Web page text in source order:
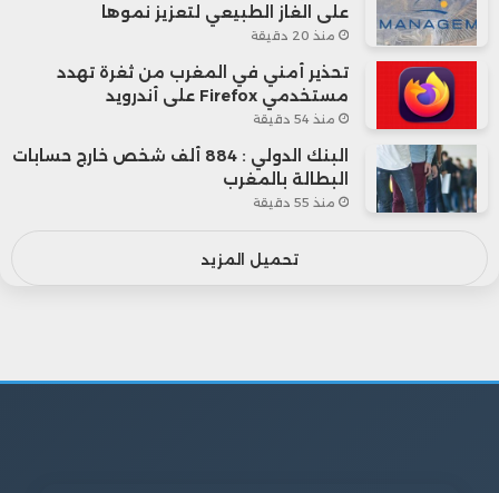
على الغاز الطبيعي لتعزيز نموها
منذ 20 دقيقة
تحذير أمني في المغرب من ثغرة تهدد
مستخدمي Firefox على أندرويد
منذ 54 دقيقة
البنك الدولي : 884 ألف شخص خارج حسابات
البطالة بالمغرب
منذ 55 دقيقة
تحميل المزيد